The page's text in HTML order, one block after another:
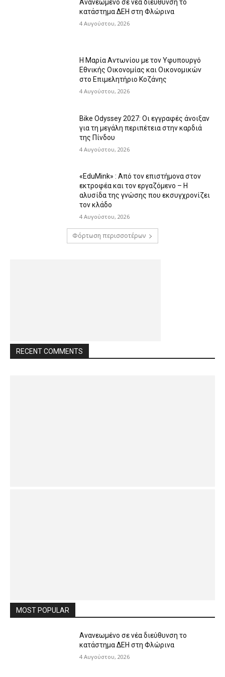
Ανανεωμένο σε νέα διεύθυνση το
κατάστημα ΔΕΗ στη Φλώρινα
4 Αυγούστου, 2026
Η Μαρία Αντωνίου με τον Υφυπουργό
Εθνικής Οικονομίας και Οικονομικών
στο Επιμελητήριο Κοζάνης
4 Αυγούστου, 2026
Bike Odyssey 2027: Οι εγγραφές άνοιξαν
για τη μεγάλη περιπέτεια στην καρδιά
της Πίνδου
4 Αυγούστου, 2026
«EduMink» : Από τον επιστήμονα στον
εκτροφέα και τον εργαζόμενο – Η
αλυσίδα της γνώσης που εκσυγχρονίζει
τον κλάδο
4 Αυγούστου, 2026
Φόρτωση περισσοτέρων
RECENT COMMENTS
MOST POPULAR
Ανανεωμένο σε νέα διεύθυνση το
κατάστημα ΔΕΗ στη Φλώρινα
4 Αυγούστου, 2026